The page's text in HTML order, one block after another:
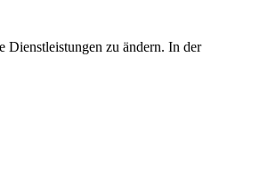
Dienstleistungen zu ändern. In der